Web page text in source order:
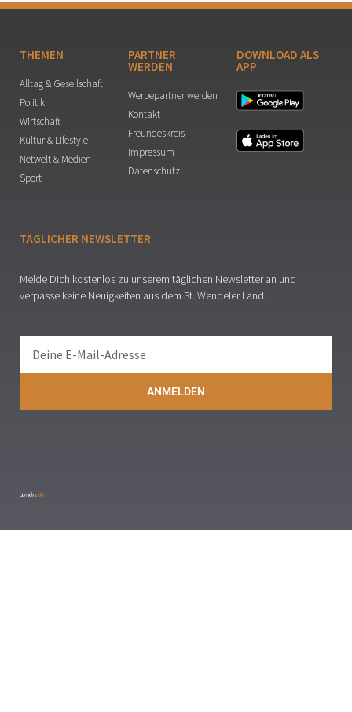
THEMEN
Alltag & Gesellschaft
Politik
Wirtschaft
Kultur & Lifestyle
Netwelt & Medien
Sport
PARTNER
WERDEN
Werbepartner werden
Kontakt
Freundeskreis
Impressum
Datenschutz
DOWNLOAD ALS
APP
TÄGLICHER NEWSLETTER
Melde Dich kostenlos zu unserem täglichen Newsletter an und
verpasse keine Neuigkeiten aus dem St. Wendeler Land.
ANMELDEN